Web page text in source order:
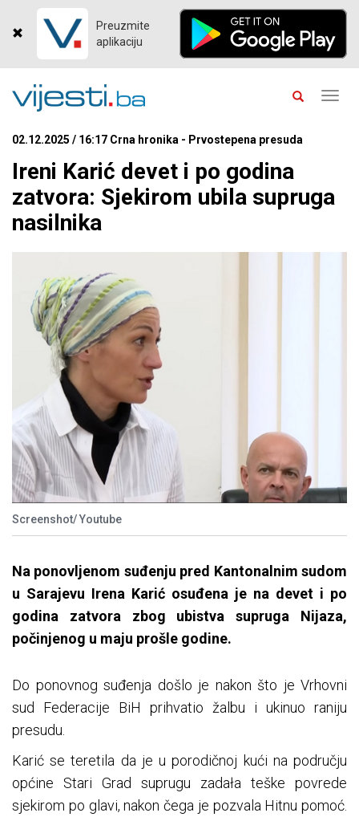
Preuzmite
aplikaciju
02.12.2025 / 16:17 Crna hronika - Prvostepena presuda
Ireni Karić devet i po godina
zatvora: Sjekirom ubila supruga
nasilnika
Screenshot/ Youtube
Na ponovljenom suđenju pred Kantonalnim sudom
u Sarajevu Irena Karić osuđena je na devet i po
godina zatvora zbog ubistva supruga Nijaza,
počinjenog u maju prošle godine.
Do ponovnog suđenja došlo je nakon što je Vrhovni
sud Federacije BiH prihvatio žalbu i ukinuo raniju
presudu.
Karić se teretila da je u porodičnoj kući na području
općine Stari Grad suprugu zadała teške povrede
sjekirom po glavi, nakon čega je pozvala Hitnu pomoć.